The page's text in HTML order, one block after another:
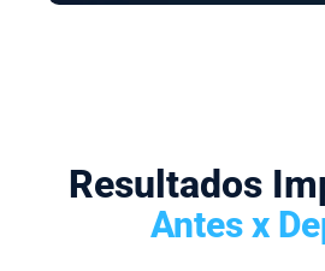
Resultados
Antes x